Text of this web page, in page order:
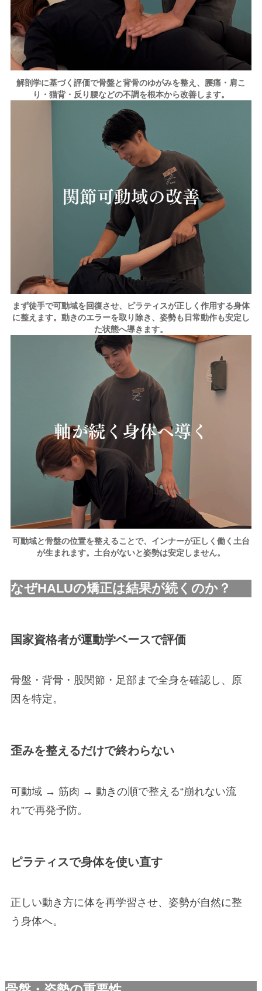
解剖学に基づく評価で骨盤と背骨のゆがみを整え、腰痛・肩こ
り・猫背・反り腰などの不調を根本から改善します。
まず徒手で可動域を回復させ、ピラティスが正しく作用する身体
に整えます。動きのエラーを取り除き、姿勢も日常動作も安定し
た状態へ導きます。
可動域と骨盤の位置を整えることで、インナーが正しく働く土台
が生まれます。土台がないと姿勢は安定しません。
なぜHALUの矯正は結果が続くのか？
国家資格者が運動学ベースで評価
骨盤・背骨・股関節・足部まで全身を確認し、原
因を特定。
歪みを整えるだけで終わらない
可動域 → 筋肉 → 動きの順で整える“崩れない流
れ”で再発予防。
ピラティスで身体を使い直す
正しい動き方に体を再学習させ、姿勢が自然に整
う身体へ。